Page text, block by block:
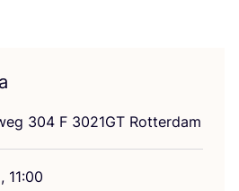
304 F 3021GT Rotterdam
, 11:00